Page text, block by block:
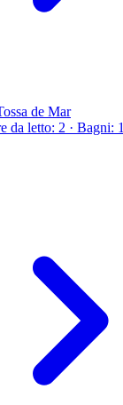
de Mar
da letto: 2 · Bagni: 1